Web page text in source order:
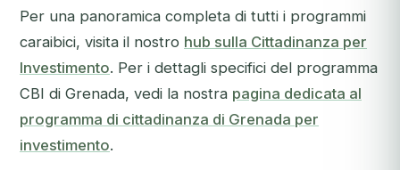
Per una panoramica completa di tutti i programmi
caraibici, visita il nostro hub sulla Cittadinanza per
Investimento. Per i dettagli specifici del programma
CBI di Grenada, vedi la nostra pagina dedicata al
programma di cittadinanza di Grenada per
investimento.